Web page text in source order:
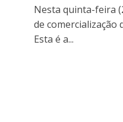
Nesta quinta-feira
de comercialização
Esta é a...